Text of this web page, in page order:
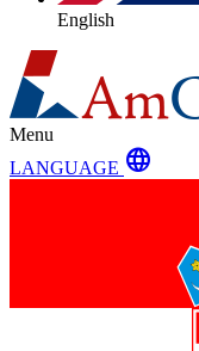
English
Menu
LANGUAGE language